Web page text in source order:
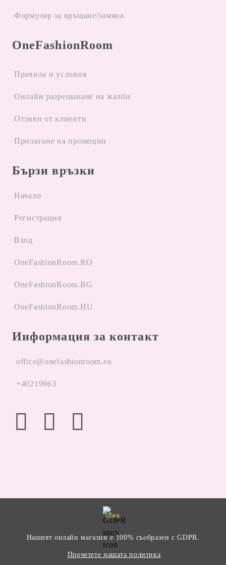
Формуляр за връщане/замяна
OneFashionRoom
Правила и условия
Oнлайн разрешаване на жалби
Отзиви от клиенти
Прилагане на промоции
Бързи връзки
Начало
Регистрация
Вход
OneFashionRoom.RO
OneFashionRoom.BG
OneFashionRoom.HU
Информация за контакт
office@onefashionroom.eu
+40219963
GDPR
Нашият онлайн магазин е 100% съобразен с GDPR.
Прочетете нашата политика